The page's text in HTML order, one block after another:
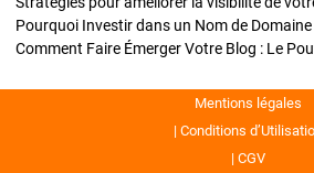
Mentions légales
Conditions
CGV